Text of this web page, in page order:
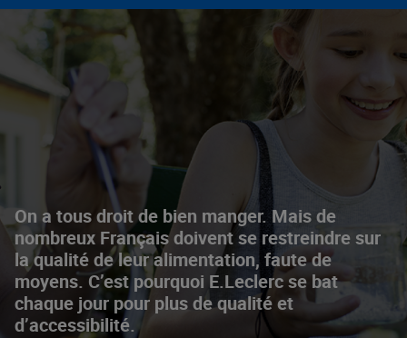
On a tous droit de bien manger. Mais de
nombreux Français doivent se restreindre sur
la qualité de leur alimentation, faute de
moyens. C’est pourquoi E.Leclerc se bat
chaque jour pour plus de qualité et
d’accessibilité.